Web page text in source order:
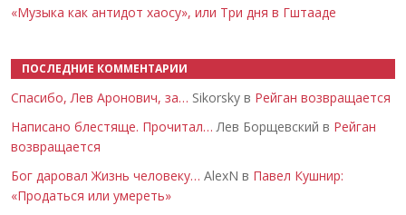
«Музыка как антидот хаосу», или Три дня в Гштааде
ПОСЛЕДНИЕ КОММЕНТАРИИ
Спасибо, Лев Аронович, за… Sikorsky в Рейган возвращается
Написано блестяще. Прочитал… Лев Борщевский в Рейган
возвращается
Бог даровал Жизнь человеку… AlexN в Павел Кушнир:
«Продаться или умереть»